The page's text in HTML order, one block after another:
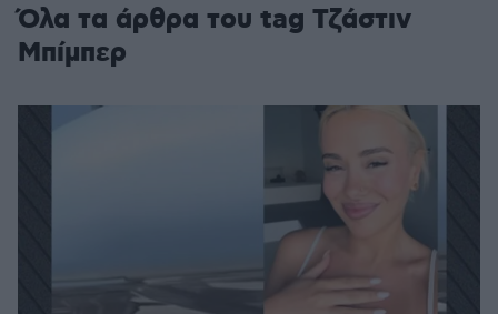
Όλα τα άρθρα του tag Τζάστιν
Μπίμπερ